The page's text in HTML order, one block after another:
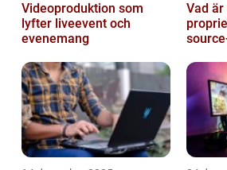
Videoproduktion som
lyfter liveevent och
evenemang
Vad